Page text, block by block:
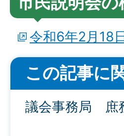
令和6年2月18
この記事に
議会事務局 庶